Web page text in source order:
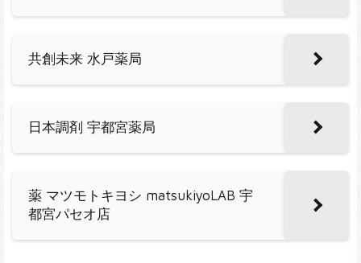
共創未来 水戸薬局
日本調剤 宇都宮薬局
薬 マツモトキヨシ matsukiyoLAB 宇
都宮パセオ店